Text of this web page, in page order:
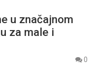
u značajnom
za male i
0